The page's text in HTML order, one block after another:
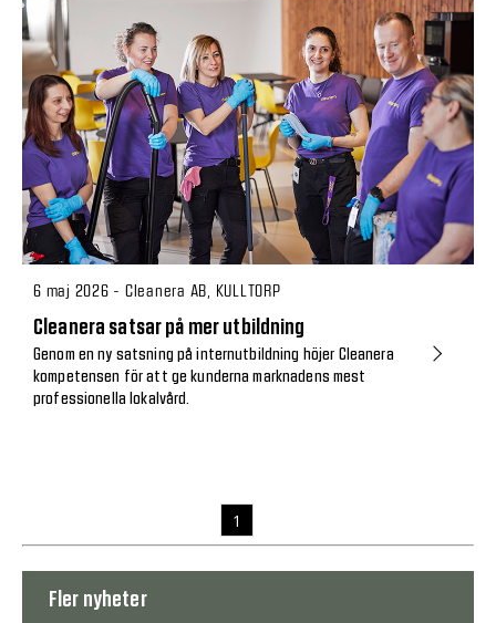
6 maj 2026 - Cleanera AB, KULLTORP
Cleanera satsar på mer utbildning
Genom en ny satsning på internutbildning höjer Cleanera
kompetensen för att ge kunderna marknadens mest
professionella lokalvård.
1
Fler nyheter